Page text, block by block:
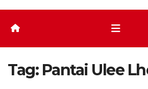
Tag: Pantai Ulee